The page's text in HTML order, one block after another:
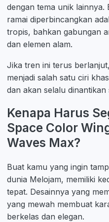
dengan tema unik lainnya.
ramai diperbincangkan
tropis, bahkan gabungan
dan elemen alam.
Jika tren ini terus
menjadi salah satu ciri
dan akan selalu
Kenapa Harus
Space Color
Waves Max?
Buat kamu yang ingin
dunia Melojam, memiliki
tepat. Desainnya yang
yang mewah membuat
berkelas dan elegan.